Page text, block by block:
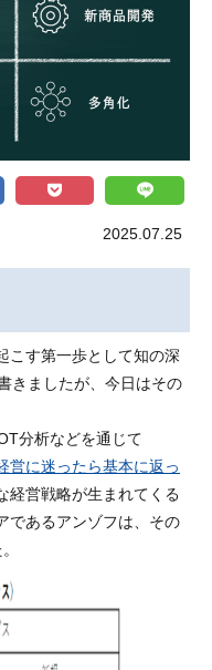
2025.07.25
こす第一歩として知の深
きましたが、今日はその
分析などを通じて
営に迷ったら基本に返っ
経営戦略が生まれてくる
であるアンゾフは、その